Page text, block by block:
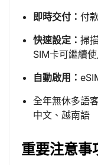
即時交付： 付
快速設定： 掃
SIM卡可繼續
自動啟用：
全年無休多語
中文、越南語
重要注意事